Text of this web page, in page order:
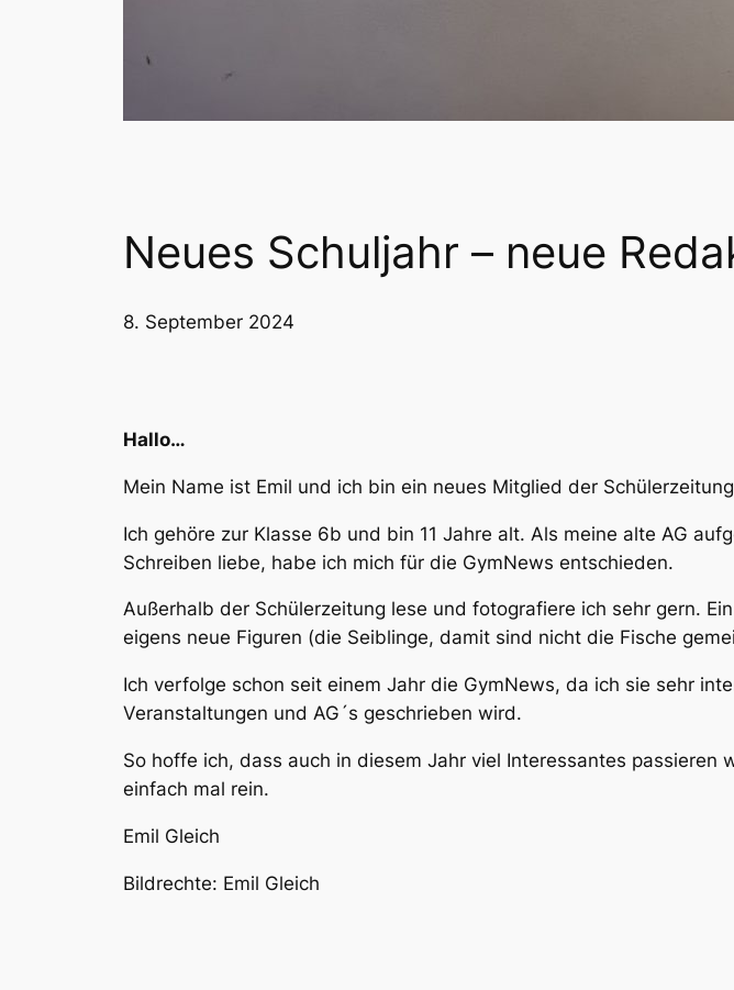
Neues Schuljahr – neue
8. September 2024
Hallo…
Mein Name ist Emil und ich bin ein neues Mitglied der
Ich gehöre zur Klasse 6b und bin 11 Jahre alt. Als meine alte AG
Schreiben liebe, habe ich mich für die GymNews entschieden.
Außerhalb der Schülerzeitung lese und fotografiere ich sehr gern.
eigens neue Figuren (die Seiblinge, damit sind nicht die Fische
Ich verfolge schon seit einem Jahr die GymNews, da ich sie sehr
Veranstaltungen und AG´s geschrieben wird.
So hoffe ich, dass auch in diesem Jahr viel Interessantes
einfach mal rein.
Emil Gleich
Bildrechte: Emil Gleich